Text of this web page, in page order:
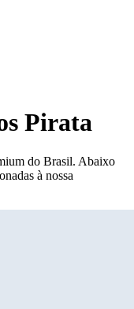
Pirata
do Brasil. Abaixo
à nossa